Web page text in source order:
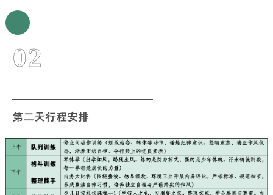
02
第二天行程安排